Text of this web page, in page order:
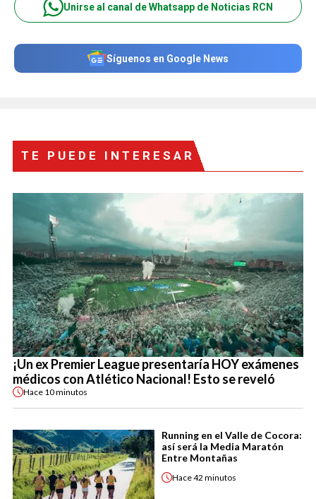
Unirse al canal de Whatsapp de Noticias RCN
Síguenos en Google News
TE PUEDE INTERESAR
¡Un ex Premier League presentaría HOY exámenes
médicos con Atlético Nacional! Esto se reveló
Hace 10 minutos
Running en el Valle de Cocora:
así será la Media Maratón
Entre Montañas
Hace42 minutos